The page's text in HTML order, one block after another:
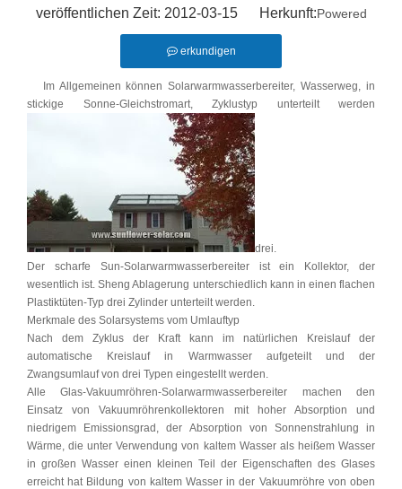
veröffentlichen Zeit: 2012-03-15 Herkunft:Powered
erkundigen
Im Allgemeinen können Solarwarmwasserbereiter, Wasserweg, in
stickige Sonne-Gleichstromart, Zyklustyp unterteilt werden
drei.
Der scharfe Sun-Solarwarmwasserbereiter ist ein Kollektor, der
wesentlich ist. Sheng Ablagerung unterschiedlich kann in einen flachen
Plastiktüten-Typ drei Zylinder unterteilt werden.
Merkmale des Solarsystems vom Umlauftyp
Nach dem Zyklus der Kraft kann im natürlichen Kreislauf der
automatische Kreislauf in Warmwasser aufgeteilt und der
Zwangsumlauf von drei Typen eingestellt werden.
Alle Glas-Vakuumröhren-Solarwarmwasserbereiter machen den
Einsatz von Vakuumröhrenkollektoren mit hoher Absorption und
niedrigem Emissionsgrad, der Absorption von Sonnenstrahlung in
Wärme, die unter Verwendung von kaltem Wasser als heißem Wasser
in großen Wasser einen kleinen Teil der Eigenschaften des Glases
erreicht hat Bildung von kaltem Wasser in der Vakuumröhre von oben